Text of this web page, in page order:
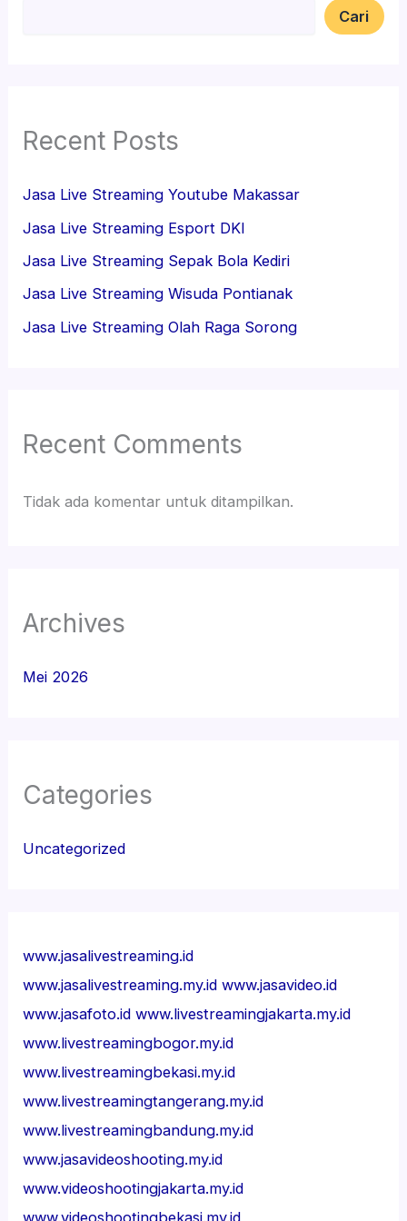
Cari
Recent Posts
Jasa Live Streaming Youtube Makassar
Jasa Live Streaming Esport DKI
Jasa Live Streaming Sepak Bola Kediri
Jasa Live Streaming Wisuda Pontianak
Jasa Live Streaming Olah Raga Sorong
Recent Comments
Tidak ada komentar untuk ditampilkan.
Archives
Mei 2026
Categories
Uncategorized
www.jasalivestreaming.id
www.jasalivestreaming.my.id www.jasavideo.id
www.jasafoto.id www.livestreamingjakarta.my.id
www.livestreamingbogor.my.id
www.livestreamingbekasi.my.id
www.livestreamingtangerang.my.id
www.livestreamingbandung.my.id
www.jasavideoshooting.my.id
www.videoshootingjakarta.my.id